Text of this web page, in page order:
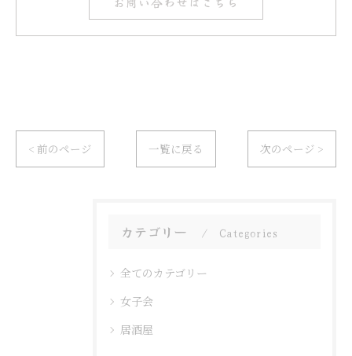
< 前のページ 一覧に戻る 次のページ >
カテゴリー Categories
全てのカテゴリー
女子会
居酒屋